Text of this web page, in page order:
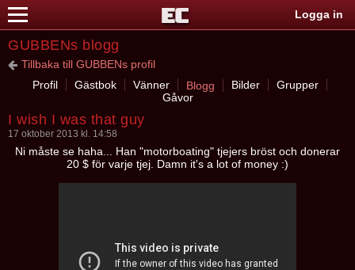
Logga in
GUBBENs blogg
Tillbaka till GUBBENs profil
Profil
Gästbok Vänner Blogg Bilder
Grupper
Gåvor
I wish I was that guy
17 oktober 2013 kl. 14:58
Ni måste se haha... Han "motorboating" tjejers bröst och donerar
20 $ för varje tjej. Damn it's a lot of money :)